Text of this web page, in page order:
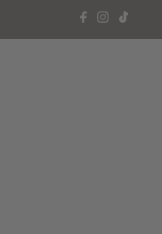
Ir directamente al contenido